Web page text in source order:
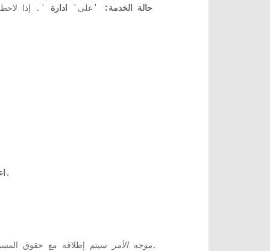
حالة الخدمة:
'على' ادارة '. إذا
تعمل بشكل صحيح أم لا.
موجه الأمرسيتم إطلاقه مع حقوق المسؤول.